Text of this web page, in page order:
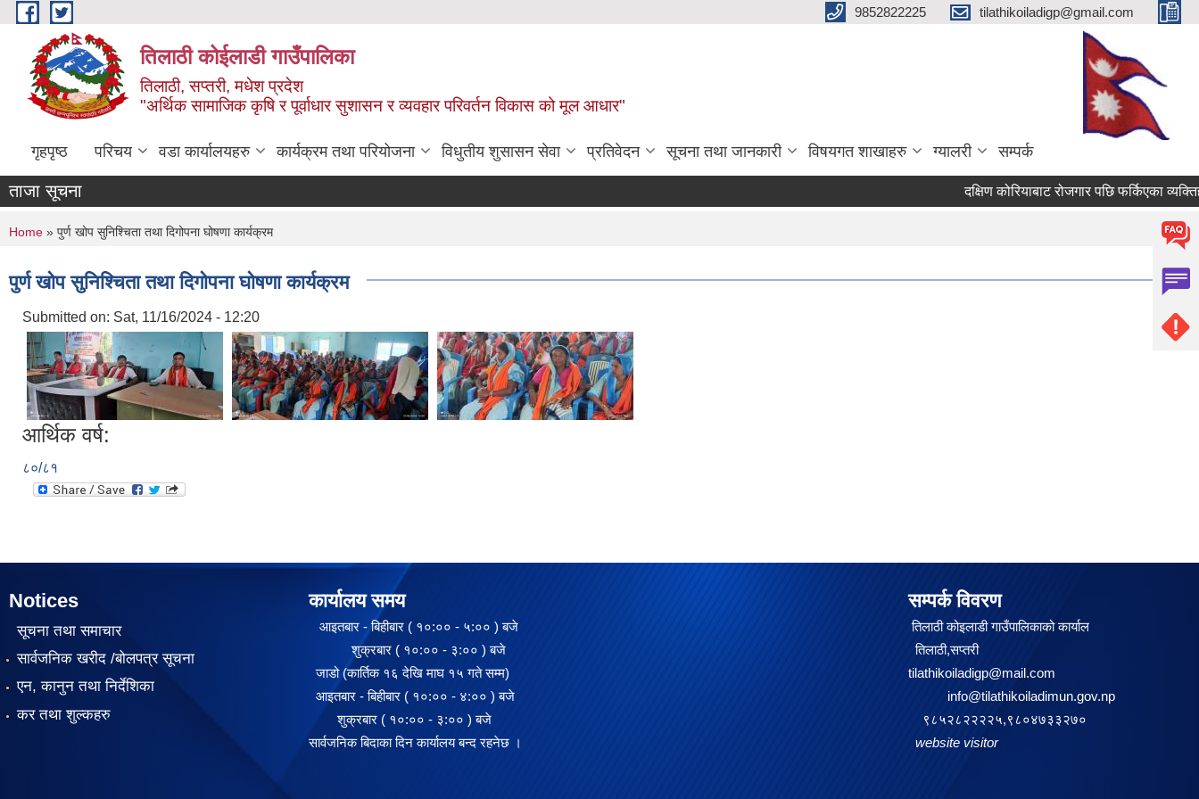
Skip to main content 9852822225 tilathikoiladigp@gmail.com
तिलाठी कोईलाडी गाउँपालिका
तिलाठी, सप्तरी, मधेश प्रदेश
"अर्थिक सामाजिक कृषि र पूर्वाधार सुशासन र व्यवहार परिवर्तन विकास को मूल आधार"
गृहपृष्ठ परिचय वडा कार्यालयहरु कार्यक्रम तथा परियोजना विधुतीय शुसासन सेवा प्रतिवेदन सूचना तथा जानकारी विषयगत शाखाहरु ग्यालरी सम्पर्क
ताजा सूचना दक्षिण कोरियाबाट रोजगार पछि फर्किएका
You are here
Home » पुर्ण खोप सुनिश्चिता तथा दिगोपना घोषणा कार्यक्रम
पुर्ण खोप सुनिश्चिता तथा दिगोपना घोषणा कार्यक्रम
Submitted on: Sat, 11/16/2024 - 12:20
आर्थिक वर्ष:
८०/८१
Notices
सूचना तथा समाचार
सार्वजनिक खरीद /बोलपत्र सूचना
एन, कानुन तथा निर्देशिका
कर तथा शुल्कहरु
कार्यालय समय
आइतबार - बिहीबार ( १०:०० - ५:०० ) बजे
शुक्रबार ( १०:०० - ३:०० ) बजे
जाडो (कार्तिक १६ देखि माघ १५ गते सम्म)
आइतबार - बिहीबार ( १०:०० - ४:०० ) बजे
शुक्रबार ( १०:०० - ३:०० ) बजे
सार्वजनिक बिदाका दिन कार्यालय बन्द रहनेछ ।
सम्पर्क विवरण
तिलाठी कोइलाडी गाउँपालिकाको कार्याल
तिलाठी,सप्तरी
tilathikoiladigp@mail.com
info@tilathikoiladimun.gov.np
९८५२८२२२२५,९८०४७३३२७०
website visitor